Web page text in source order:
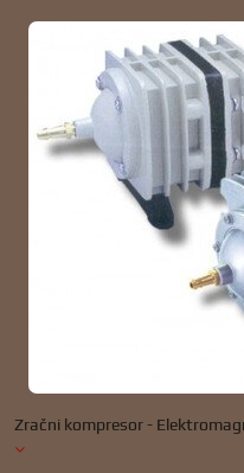
Zračni kompresor -